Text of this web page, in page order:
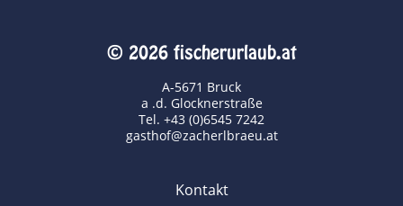
© 2026 fischerurlaub.at
A-5671 Bruck
a .d. Glocknerstraße
Tel. +43 (0)6545 7242
gasthof@zacherlbraeu.at
Kontakt